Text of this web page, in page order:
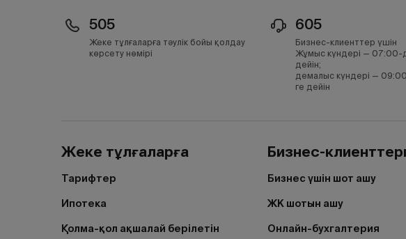
505
Жеке тұлғаларға тәулік бойы қолдау
көрсету нөмірі
605
Бизнес-клиенттер үшін
Жұмыс күндері — 07:00-
дейін;
демалыс күндері —
ге дейін
Жеке тұлғаларға
Тарифтер
Ипотека
Қолма-қол ақшалай берілетін
Бизнес-
Бизнес үшін шот ашу
ЖК шотын ашу
Онлайн-бухгалтерия